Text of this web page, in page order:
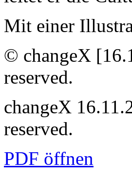
Mit einer
© changeX
reserved.
changeX
reserved.
PDF öffnen